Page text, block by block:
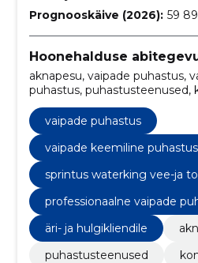
Prognooskäive (2026): 59
Hoonehalduse
aknapesu, vaipade puhastus,
puhastus, puhastusteenused,
vannitoa puhastus, tekstiilide
puhastusteenus, diivani
süvapuhastus
vaipade puhastus
vaipade keemiline puhastus
sprintus waterking vee-ja
professionaalne vaipade
äri- ja hulgikliendile
puhastusteenused